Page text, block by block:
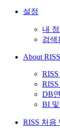
설정
내
검색
About RISS
DB
BI
RISS 처음